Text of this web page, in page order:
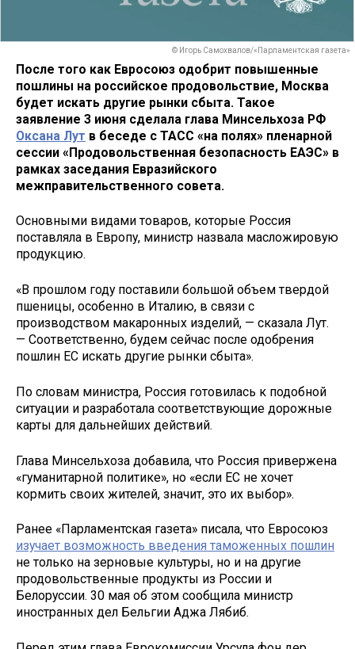
© Игорь Самохвалов/«Парламентская газета»
После того как Евросоюз одобрит повышенные
пошлины на российское продовольствие, Москва
будет искать другие рынки сбыта. Такое
заявление 3 июня сделала глава Минсельхоза РФ
Оксана Лут в беседе с ТАСС «на полях» пленарной
сессии «Продовольственная безопасность ЕАЭС» в
рамках заседания Евразийского
межправительственного совета.
Основными видами товаров, которые Россия
поставляла в Европу, министр назвала масложировую
продукцию.
«В прошлом году поставили большой объем твердой
пшеницы, особенно в Италию, в связи с
производством макаронных изделий, — сказала Лут.
— Соответственно, будем сейчас после одобрения
пошлин ЕС искать другие рынки сбыта».
По словам министра, Россия готовилась к подобной
ситуации и разработала соответствующие дорожные
карты для дальнейших действий.
Глава Минсельхоза добавила, что Россия привержена
«гуманитарной политике», но «если ЕС не хочет
кормить своих жителей, значит, это их выбор».
Ранее «Парламентская газета» писала, что Евросоюз
изучает возможность введения таможенных пошлин
не только на зерновые культуры, но и на другие
продовольственные продукты из России и
Белоруссии. 30 мая об этом сообщила министр
иностранных дел Бельгии Аджа Лябиб.